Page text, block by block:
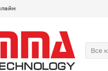
Все